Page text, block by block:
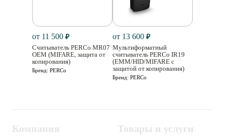
от 11 500 ₽
Считыватель PERCo MR07
OEM (MIFARE, защита от
копирования)
Бренд: PERCo
от 13 600 ₽
Мультиформатный
считыватель PERCo IR19
(EMM/HID/MIFARE с
защитой от копирования)
Бренд: PERCo
Компания Товары и услуги